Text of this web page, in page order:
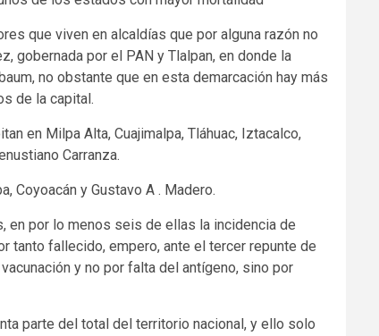
que viven en alcaldías que por alguna razón no
gobernada por el PAN y Tlalpan, en donde la
no obstante que en esta demarcación hay más
de la capital.
en Milpa Alta, Cuajimalpa, Tláhuac, Iztacalco,
Carranza.
Coyoacán y Gustavo A . Madero.
en por lo menos seis de ellas la incidencia de
tanto fallecido, empero, ante el tercer repunte de
y no por falta del antígeno, sino por
parte del total del territorio nacional, y ello solo